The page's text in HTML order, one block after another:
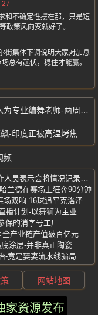
27
和不确定性摆在那，只是短
政策风向变就好了。
街集体下调说明大家对加息
总有起伏，稳住才能赢。
舞老师-两周涨粉超110万
-印度正被高温烤焦
频
兰德在赛场上狂奔90分钟
场双响-16球追平克洛泽
播计划-以舞狮为主业
保的消字号工厂
产业链产值破百亿元
涂层-并非真正陶瓷
-竟是娶妻流水线骗局
家资源发布
网站地图
所有权利